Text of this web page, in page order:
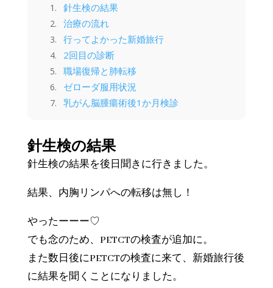
針生検の結果
治療の流れ
行ってよかった新婚旅行
2回目の診断
職場復帰と肺転移
ゼローダ服用状況
乳がん脳腫瘍術後1か月検診
針生検の結果
針生検の結果を後日聞きに行きました。
結果、内胸リンパへの転移は無し！
やったーーー♡
でも念のため、PETCTの検査が追加に。
また数日後にPETCTの検査に来て、新婚旅行後
に結果を聞くことになりました。